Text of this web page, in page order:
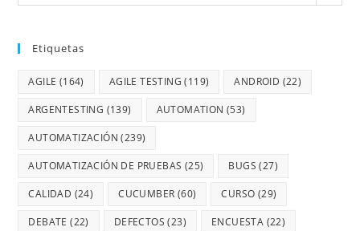
Etiquetas
AGILE (164) AGILE TESTING (119) ANDROID (22)
ARGENTESTING (139) AUTOMATION (53)
AUTOMATIZACIÓN (239)
AUTOMATIZACIÓN DE PRUEBAS (25) BUGS (27)
CALIDAD (24) CUCUMBER (60) CURSO (29)
DEBATE (22) DEFECTOS (23) ENCUESTA (22)